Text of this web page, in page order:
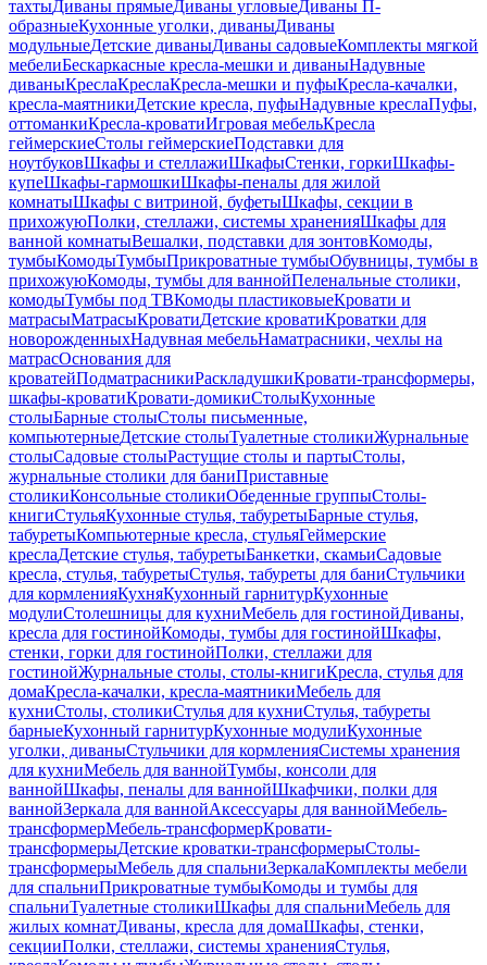
тахтыДиваны прямыеДиваны угловыеДиваны П-
образныеКухонные уголки, диваныДиваны
модульныеДетские диваныДиваны садовыеКомплекты мягкой
мебелиБескаркасные кресла-мешки и диваныНадувные
диваныКреслаКреслаКресла-мешки и пуфыКресла-качалки,
кресла-маятникиДетские кресла, пуфыНадувные креслаПуфы,
оттоманкиКресла-кроватиИгровая мебельКресла
геймерскиеСтолы геймерскиеПодставки для
ноутбуковШкафы и стеллажиШкафыСтенки, горкиШкафы-
купеШкафы-гармошкиШкафы-пеналы для жилой
комнатыШкафы с витриной, буфетыШкафы, секции в
прихожуюПолки, стеллажи, системы храненияШкафы для
ванной комнатыВешалки, подставки для зонтовКомоды,
тумбыКомодыТумбыПрикроватные тумбыОбувницы, тумбы в
прихожуюКомоды, тумбы для ваннойПеленальные столики,
комодыТумбы под ТВКомоды пластиковыеКровати и
матрасыМатрасыКроватиДетские кроватиКроватки для
новорожденныхНадувная мебельНаматрасники, чехлы на
матрасОснования для
кроватейПодматрасникиРаскладушкиКровати-трансформеры,
шкафы-кроватиКровати-домикиСтолыКухонные
столыБарные столыСтолы письменные,
компьютерныеДетские столыТуалетные столикиЖурнальные
столыСадовые столыРастущие столы и партыСтолы,
журнальные столики для баниПриставные
столикиКонсольные столикиОбеденные группыСтолы-
книгиСтульяКухонные стулья, табуретыБарные стулья,
табуретыКомпьютерные кресла, стульяГеймерские
креслаДетские стулья, табуретыБанкетки, скамьиСадовые
кресла, стулья, табуретыСтулья, табуреты для баниСтульчики
для кормленияКухняКухонный гарнитурКухонные
модулиСтолешницы для кухниМебель для гостинойДиваны,
кресла для гостинойКомоды, тумбы для гостинойШкафы,
стенки, горки для гостинойПолки, стеллажи для
гостинойЖурнальные столы, столы-книгиКресла, стулья для
домаКресла-качалки, кресла-маятникиМебель для
кухниСтолы, столикиСтулья для кухниСтулья, табуреты
барныеКухонный гарнитурКухонные модулиКухонные
уголки, диваныСтульчики для кормленияСистемы хранения
для кухниМебель для ваннойТумбы, консоли для
ваннойШкафы, пеналы для ваннойШкафчики, полки для
ваннойЗеркала для ваннойАксессуары для ваннойМебель-
трансформерМебель-трансформерКровати-
трансформерыДетские кроватки-трансформерыСтолы-
трансформерыМебель для спальниЗеркалаКомплекты мебели
для спальниПрикроватные тумбыКомоды и тумбы для
спальниТуалетные столикиШкафы для спальниМебель для
жилых комнатДиваны, кресла для домаШкафы, стенки,
секцииПолки, стеллажи, системы храненияСтулья,